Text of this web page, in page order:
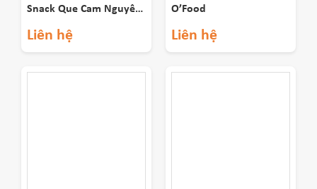
Snack Que Cam Nguyên
Liên hệ
O’Food
Liên hệ